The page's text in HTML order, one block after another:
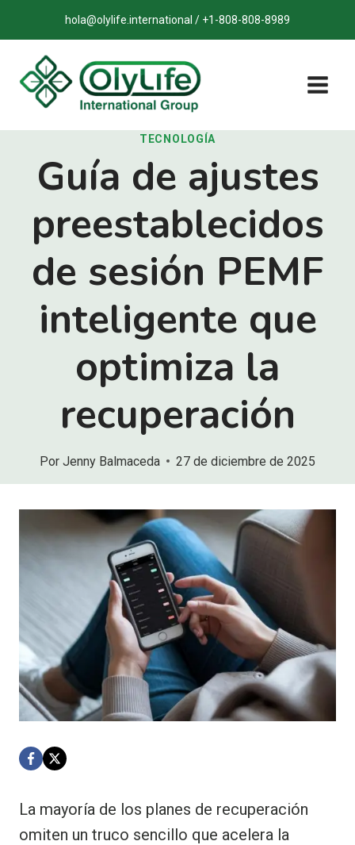
al
contenido
hola@olylife.international / +1-808-808-8989
TECNOLOGÍA
Guía de ajustes
preestablecidos
de sesión PEMF
inteligente que
optimiza la
recuperación
Por Jenny Balmaceda 27 de diciembre de 2025
La mayoría de los planes de recuperación
omiten un truco sencillo que acelera la